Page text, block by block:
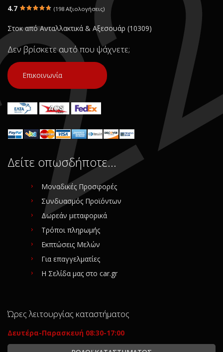
4.7 (198 Αξιολογήσεις)
Στοκ από Ανταλλακτικά & Αξεσουάρ (10309)
Δεν βρίσκετε αυτό που ψάχνετε;
Επικοινωνία
Δείτε οπωσδήποτε…
Μοναδικές Προσφορές
Συνδυασμός Προϊόντων
Δωρεάν μεταφορικά
Τρόποι πληρωμής
Εκπτώσεις Μελών
Για επαγγελματίες
Η Σελίδα μας στο car.gr
Ώρες λειτουργίας καταστήματος
Δευτέρα-Παρασκευή 08:30-17:00